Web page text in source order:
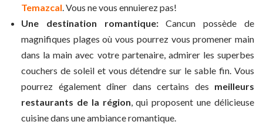
Temazcal. Vous ne vous ennuierez pas!
Une destination romantique:Cancun possède de
magnifiques plages où vous pourrez vous promener main
dans la main avec votre partenaire, admirer les superbes
couchers de soleil et vous détendre sur le sable fin. Vous
pourrez également dîner dans certains des meilleurs
restaurants de la région, qui proposent une délicieuse
cuisine dans une ambiance romantique.